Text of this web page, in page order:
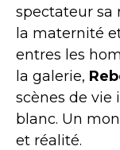
spectateur sa
la maternité
entres les
la galerie,
scènes de
blanc. Un
et réalité.